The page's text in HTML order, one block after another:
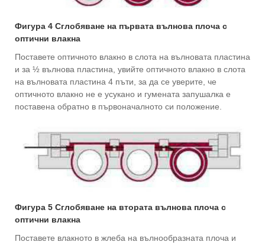
Фигура 4 Сглобяване на първата вълнова плоча с
оптични влакна
Поставете оптичното влакно в слота на вълновата пластина
и за ½ вълнова пластина, увийте оптичното влакно в слота
на вълновата пластина 4 пъти, за да се уверите, че
оптичното влакно не е усукано и гумената запушалка е
поставена обратно в първоначалното си положение.
Фигура 5 Сглобяване на втората вълнова плоча с
оптични влакна
Поставете влакното в жлеба на вълнообразната плоча и